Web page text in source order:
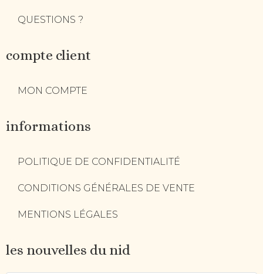
QUESTIONS ?
compte client
MON COMPTE
informations
POLITIQUE DE CONFIDENTIALITÉ
CONDITIONS GÉNÉRALES DE VENTE
MENTIONS LÉGALES
les nouvelles du nid